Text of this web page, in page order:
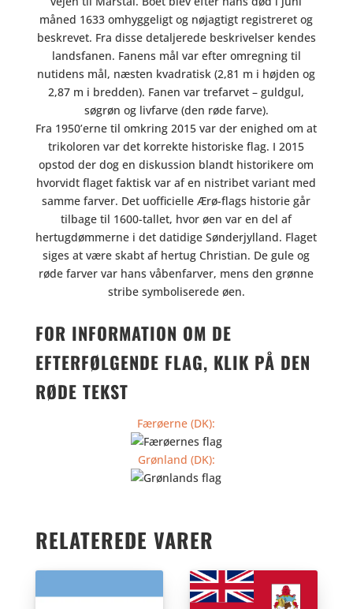
måned 1633 omhyggeligt og nøjagtigt registreret og
beskrevet. Fra disse detaljerede beskrivelser kendes
landsfanen. Fanens mål var efter omregning til
nutidens mål, næsten kvadratisk (2,81 m i højden og
2,87 m i bredden). Fanen var trefarvet – guldgul,
søgrøn og livfarve (den røde farve).
Fra 1950’erne til omkring 2015 var der enighed om at
trikoloren var det korrekte historiske flag. I 2015
opstod der dog en diskussion blandt historikere om
hvorvidt flaget faktisk var af en nistribet variant med
samme farver. Det uofficielle Ærø-flags historie går
tilbage til 1600-tallet, hvor øen var en del af
hertugdømmerne i det datidige Sønderjylland. Flaget
siges at være skabt af hertug Christian. De gule og
røde farver var hans våbenfarver, mens den grønne
stribe symboliserede øen.
FOR INFORMATION OM DE
EFTERFØLGENDE FLAG, KLIK PÅ DEN
RØDE TEKST
Færøerne (DK):
Grønland (DK):
RELATEREDE VARER